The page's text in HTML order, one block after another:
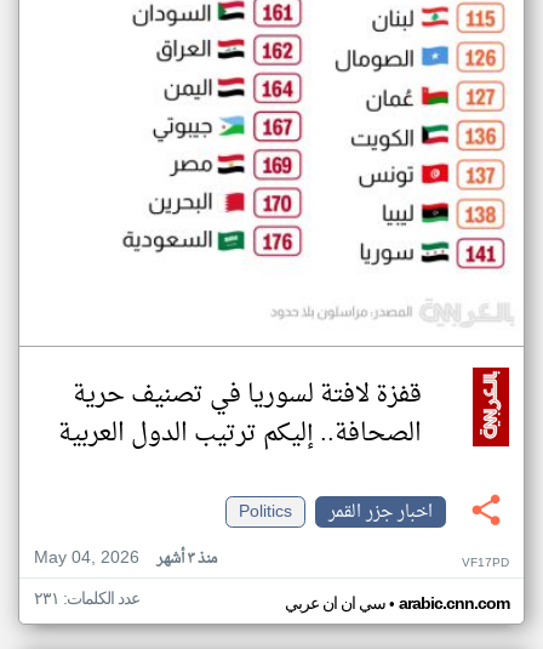
قفزة لافتة لسوريا في تصنيف حرية
الصحافة.. إليكم ترتيب الدول العربية
اخبار جزر القمر
Politics
May 04, 2026
منذ ٣ أشهر VF17PD
سي ان ان عربي• arabic.cnn.com عدد الكلمات: ٢٣١